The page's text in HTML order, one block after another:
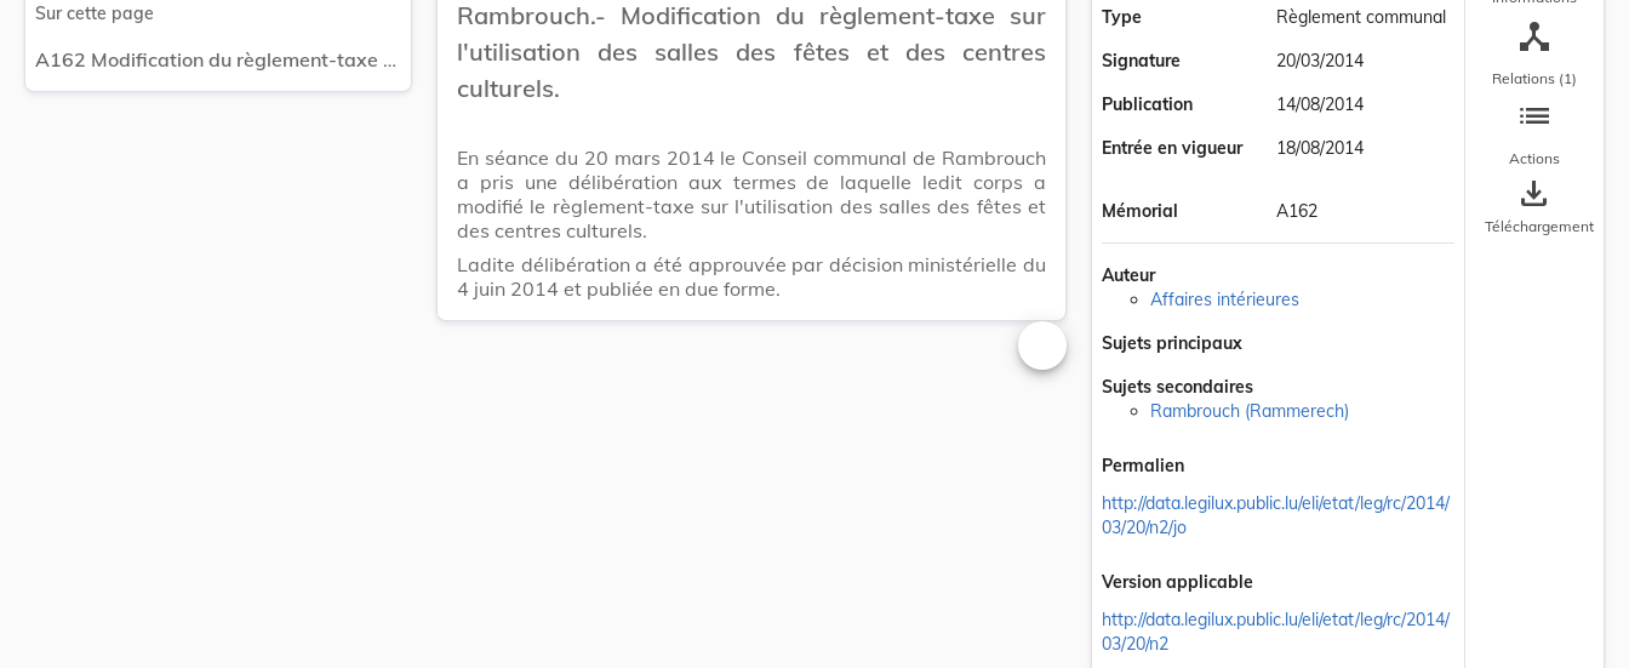
Sur cette page
A162 Modification du règlement-taxe sur l'utilisation des salles des fêtes et des centres culturels.
Rambrouch.- Modification du règlement-taxe sur
l'utilisation des salles des fêtes et des centres
culturels.
En séance du 20 mars 2014 le Conseil communal de Rambrouch
a pris une délibération aux termes de laquelle ledit corps a
modifié le règlement-taxe sur l'utilisation des salles des fêtes et
des centres culturels.
Ladite délibération a été approuvée par décision ministérielle du
4 juin 2014 et publiée en due forme.
Changer la taille du texte
Type
Règlement communal
Signature
20/03/2014
Publication
14/08/2014
Entrée en vigueur
18/08/2014
Mémorial A162
Auteur
Affaires intérieures
Sujets principaux
Sujets secondaires
Rambrouch (Rammerech)
Permalien
http://data.legilux.public.lu/eli/etat/leg/rc/2014/
03/20/n2/jo
Version applicable
http://data.legilux.public.lu/eli/etat/leg/rc/2014/
03/20/n2
device_hub
Relations (1)
list
Actions
save_alt
Téléchargement